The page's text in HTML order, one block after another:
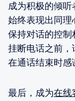
成为积极的倾听
始终表现出同理
保持对话的控
挂断电话之前
在通话结束时感
最后，成为在线